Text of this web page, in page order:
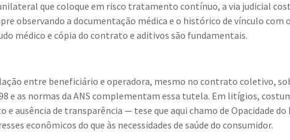
que coloque em risco tratamento contínuo, a via judicial
observando a documentação médica e o histórico de vínculo com
médico e cópia do contrato e aditivos são fundamentais.
entre beneficiário e operadora, mesmo no contrato coletivo,
e as normas da ANS complementam essa tutela. Em litígios,
de transparência — tese que aqui chamo de Opacidade do
econômicos do que às necessidades de saúde do consumidor.